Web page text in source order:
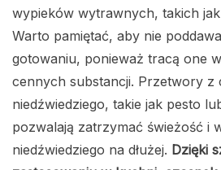
wypieków wytrawnych, takich
Warto pamiętać, aby nie
gotowaniu, ponieważ tracą one
cennych substancji. Przetwory z
niedźwiedziego, takie jak pesto
pozwalają zatrzymać świeżość i
niedźwiedziego na dłużej. Dzięki